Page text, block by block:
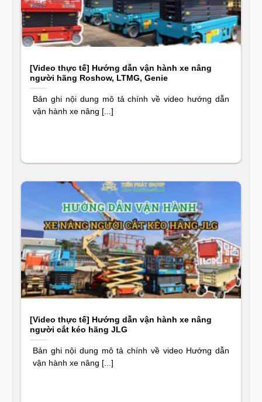
[Video thực tế] Hướng dẫn vận hành xe nâng
người hãng Roshow, LTMG, Genie
Bản ghi nội dung mô tả chính về video hướng dẫn
vận hành xe nâng [...]
[Video thực tế] Hướng dẫn vận hành xe nâng
người cắt kéo hãng JLG
Bản ghi nội dung mô tả chính về video Hướng dẫn
vận hành xe nâng [...]